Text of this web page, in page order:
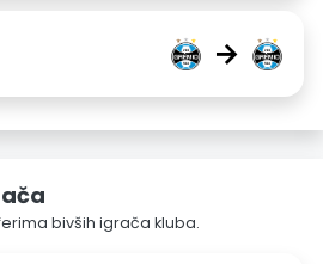
→
bivših igrača kluba.